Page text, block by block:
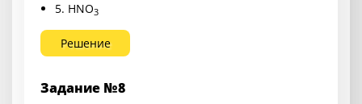
5. HNO3
Решение
Задание №8